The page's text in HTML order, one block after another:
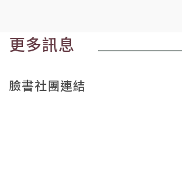
更多訊息
臉書社團連結